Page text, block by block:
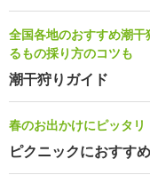
全国各地のおすすめ潮
るもの採り方のコツも
潮干狩りガイド
春のお出かけにピッタリ
ピクニックにおすす